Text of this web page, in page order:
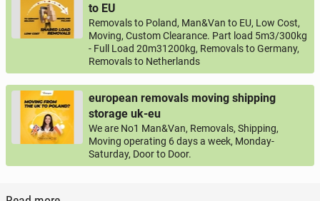
to EU
Removals to Poland, Man&Van to EU, Low Cost,
Moving, Custom Clearance. Part load 5m3/300kg
- Full Load 20m31200kg, Removals to Germany,
Removals to Netherlands
european removals moving shipping
storage uk-eu
We are No1 Man&Van, Removals, Shipping,
Moving operating 6 days a week, Monday-
Saturday, Door to Door.